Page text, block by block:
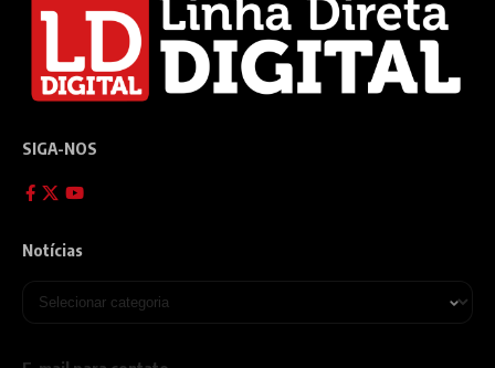
SIGA-NOS
Notícias